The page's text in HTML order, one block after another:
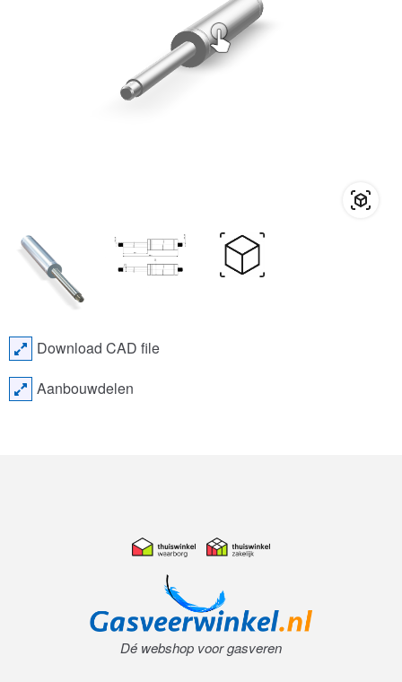
Download CAD file
Aanbouwdelen
Dé webshop voor gasveren